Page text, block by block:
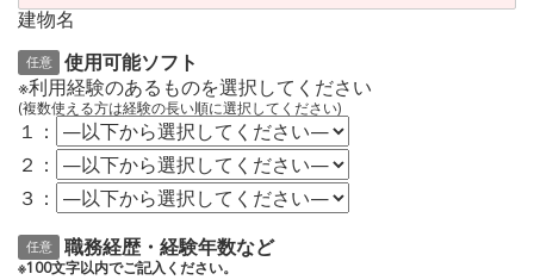
建物名
任意
使用可能ソフト
※利用経験のあるものを選択してください
(複数使える方は経験の長い順に選択してください)
１：
２：
３：
任意 職務経歴・経験年数など
※100文字以内でご記入ください。